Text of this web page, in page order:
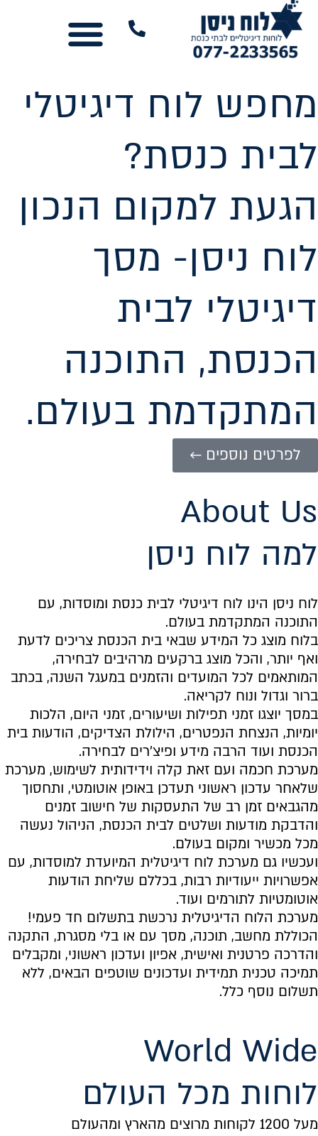
לתוכן
מחפש לוח דיגיטלי
לבית כנסת?
הגעת למקום הנכון
לוח ניסן- מסך
דיגיטלי לבית
הכנסת, התוכנה
המתקדמת בעולם.
לפרטים נוספים ←
About Us
למה לוח ניסן
לוח ניסן הינו לוח דיגיטלי לבית כנסת ומוסדות, עם
התוכנה המתקדמת בעולם.
בלוח מוצג כל המידע שבאי בית הכנסת צריכים לדעת
ואף יותר, והכל מוצג ברקעים מרהיבים לבחירה,
המותאמים לכל המועדים והזמנים במעגל השנה, בכתב
ברור וגדול ונוח לקריאה.
במסך יוצגו זמני תפילות ושיעורים, זמני היום, הלכות
יומיות, הנצחת הנפטרים, הילולת הצדיקים, הודעות בית
הכנסת ועוד הרבה מידע ופיצ’רים לבחירה.
מערכת חכמה ועם זאת קלה וידידותית לשימוש, מערכת
שלאחר עדכון ראשוני תעדכן באופן אוטומטי, ותחסוך
מהגבאים זמן רב של התעסקות של חישוב זמנים
והדבקת מודעות ושלטים לבית הכנסת, הניהול נעשה
מכל מכשיר ומקום בעולם.
ועכשיו גם מערכת לוח דיגיטלית המיועדת למוסדות, עם
אפשרויות ייעודיות רבות, בכללם שליחת הודעות
אוטומטיות לתורמים ועוד.
מערכת הלוח הדיגיטלית נרכשת בתשלום חד פעמי!
הכוללת מחשב, תוכנה, מסך עם או בלי מסגרת, התקנה
והדרכה פרטנית ואישית, אפיון ועדכון ראשוני, ומקבלים
תמיכה טכנית תמידית ועדכונים שוטפים הבאים, ללא
תשלום נוסף כלל.
World Wide
לוחות מכל העולם
מעל 1200 לקוחות מרוצים מהארץ ומהעולם